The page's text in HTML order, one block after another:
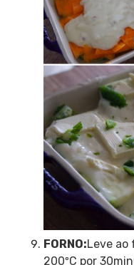
FORNO:Leve ao
200ºC por